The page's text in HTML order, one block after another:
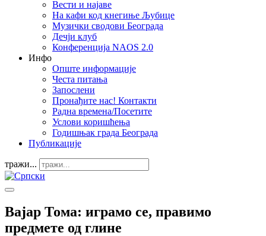
Beсти и најаве
На кафи код кнегиње Љубице
Музички сводови Београда
Дечји клуб
Конференција NAOS 2.0
Инфо
Опште информације
Честа питања
Запослени
Пронађите нас! Контакти
Радна времена/Посетите
Услови коришћења
Годишњак града Београда
Публикације
тражи...
Вајар Тома: играмо се, правимо
предмете од глине